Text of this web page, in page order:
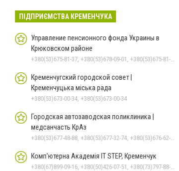
ПІДПРИЄМСТВА КРЕМЕНЧУКА
Управление пенсионного фонда Украины в
Крюковском районе
+380(53)675-81-37, +380(53)678-09-01, +380(53)675-81-32, +380(53)675-81-40, +380(53)675-81-33, +380(53)675-81-38, +380(53)675-81-31, +380(53)678-08-87
Кременчугский городской совет |
Кременчуцька міська рада
+380(53)673-00-34, +380(53)673-00-34
Городская автозаводская поликлиника |
медсанчасть КрАз
+380(53)677-48-88, +380(53)677-32-74, +380(53)676-62-99, +380536766187
Комп'ютерна Академія IT STEP, Кременчук
+380(67)899-09-16, +380(50)426-07-51, +380(73)797-88-17